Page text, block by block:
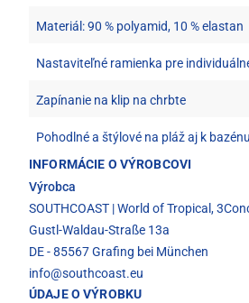
Materiál: 90 % polyamid, 10 % elastan
Nastaviteľné ramienka pre
Zapínanie na klip na chrbte
Pohodlné a štýlové na pláž aj k bazénu
INFORMÁCIE O VÝROBCOVI
Výrobca
SOUTHCOAST | World of Tropical,
Gustl-Waldau-Straße 13a
DE - 85567 Grafing bei München
info@southcoast.eu
ÚDAJE O VÝROBKU